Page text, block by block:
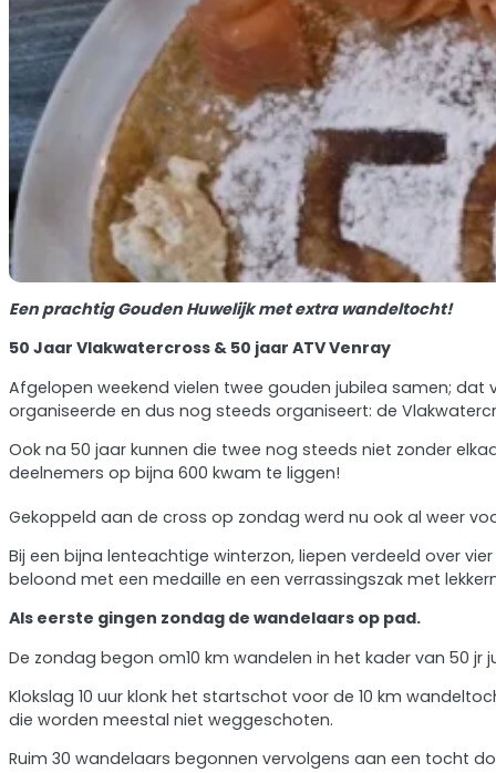
Een prachtig Gouden Huwelijk met extra wandeltocht!
50 Jaar Vlakwatercross & 50 jaar ATV Venray
Afgelopen weekend vielen twee gouden jubilea samen;
organiseerde en dus nog steeds organiseert: de
Ook na 50 jaar kunnen die twee nog steeds niet zonder
deelnemers op bijna 600 kwam te liggen!
Gekoppeld aan de cross op zondag werd nu ook al weer
Bij een bijna lenteachtige winterzon, liepen verdeeld over
beloond met een medaille en een verrassingszak met
Als eerste gingen zondag de wandelaars op pad.
De zondag begon om10 km wandelen in het kader van 50 jr
Klokslag 10 uur klonk het startschot voor de 10 km
die worden meestal niet weggeschoten.
Ruim 30 wandelaars begonnen vervolgens aan een tocht